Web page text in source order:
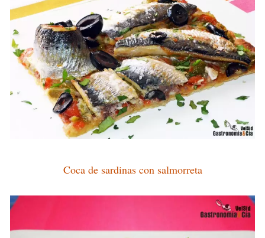
Coca de sardinas con salmorreta